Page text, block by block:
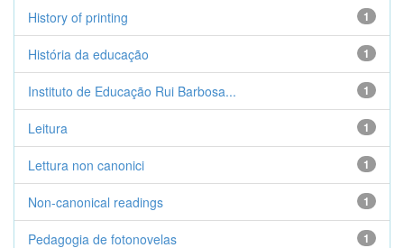
1
History of printing
1
História da educação
1
Instituto de Educação Rui Barbosa...
1
Leitura
1
Lettura non canonici
1
Non-canonical readings
1
Pedagogia de fotonovelas